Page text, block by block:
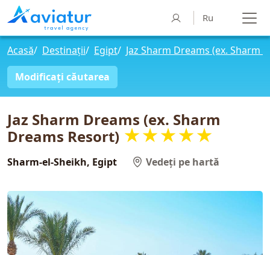
Ru
Acasă/ Destinații/ Egipt/ Jaz Sharm Dreams (ex. Sharm
Modificați căutarea
Jaz Sharm Dreams (ex. Sharm
Dreams Resort) ★★★★★
Sharm-el-Sheikh, Egipt Vedeți pe hartă